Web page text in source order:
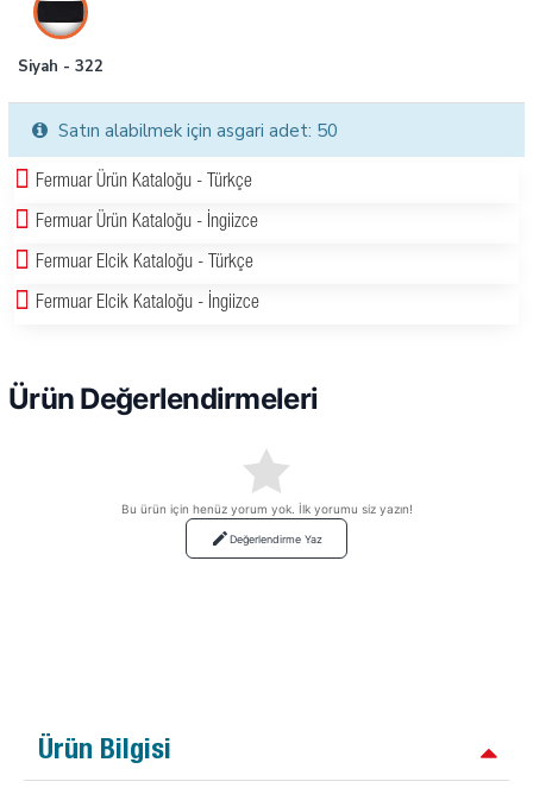
Siyah - 322
Satın alabilmek için asgari adet: 50
Fermuar Ürün Kataloğu - Türkçe
Fermuar Ürün Kataloğu - İngiizce
Fermuar Elcik Kataloğu - Türkçe
Fermuar Elcik Kataloğu - İngiizce
Ürün Değerlendirmeleri
Bu ürün için henüz yorum yok. İlk yorumu siz yazın!
Değerlendirme Yaz
Ürün Bilgisi